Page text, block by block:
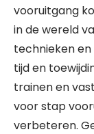
vooruitgang
in de wereld
technieken
tijd en
trainen en
voor stap
verbeteren.